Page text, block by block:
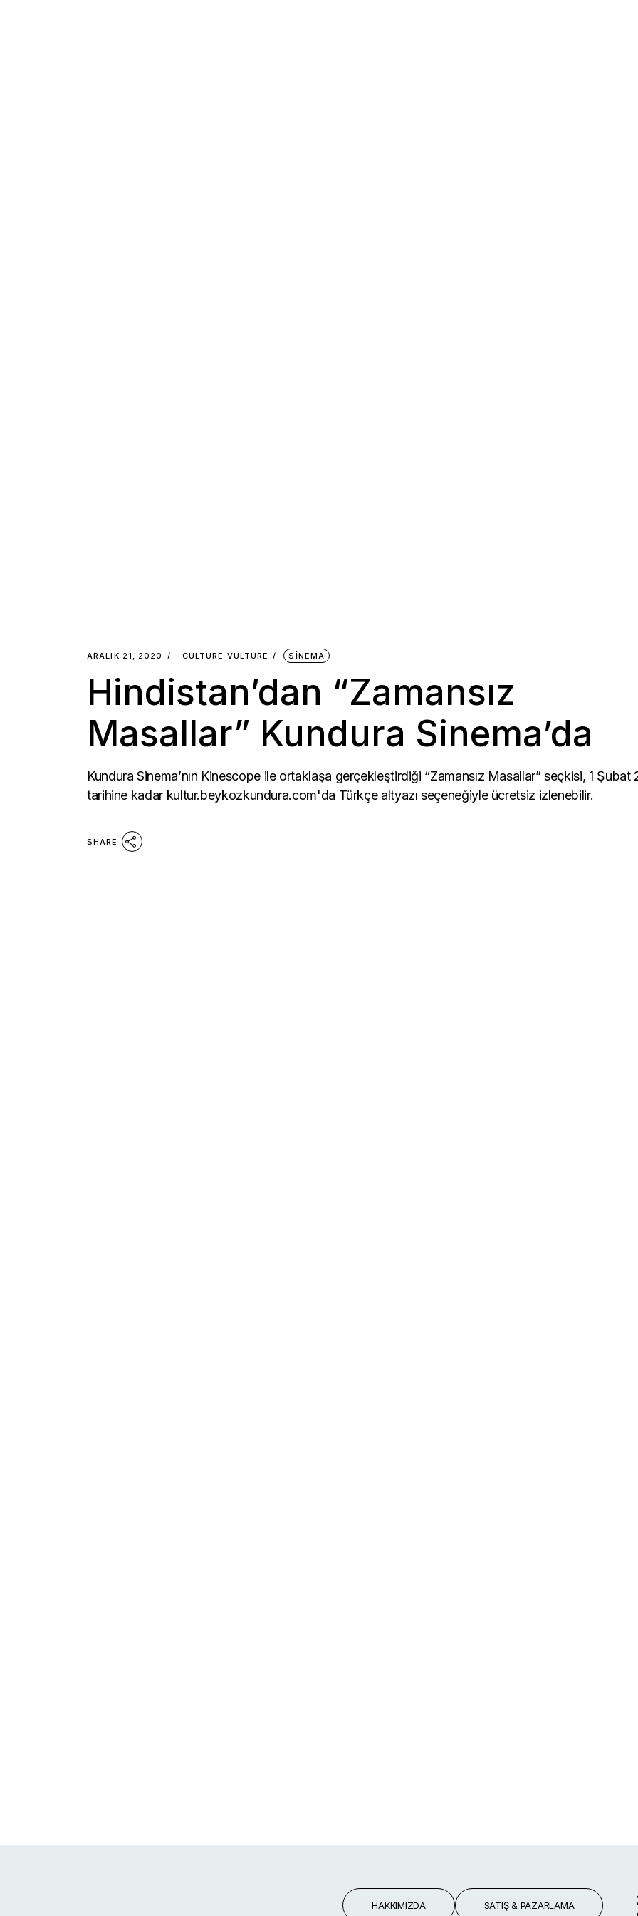
ARALIK 21, 2020 - CULTURE VULTURE SINEMA
Hindistan’dan “Zamansız
Masallar” Kundura Sinema’da
Kundura Sinema’nın Kinescope ile ortaklaşa gerçekleştirdiği “Zamansız Masallar” seçkisi, 1 Şubat
tarihine kadar kultur.beykozkundura.com'da Türkçe altyazı seçeneğiyle ücretsiz izlenebilir.
SHARE
HAKKIMIZDA SATIŞ & PAZARLAMA